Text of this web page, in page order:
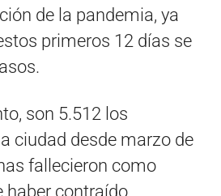
de la pandemia, ya
primeros 12 días se
son 5.512 los
ciudad desde marzo de
fallecieron como
haber contraído